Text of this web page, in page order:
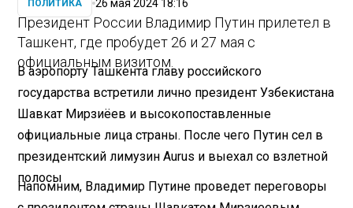
ПОЛИТИКА 26 мая 2024 18:16
Президент России Владимир Путин прилетел в
Ташкент, где пробудет 26 и 27 мая с
официальным визитом.
В аэропорту Ташкента главу российского
государства встретили лично президент Узбекистана
Шавкат Мирзиёев и высокопоставленные
официальные лица страны. После чего Путин сел в
президентский лимузин Aurus и выехал со взлетной
полосы
Напомним, Владимир Путине проведет переговоры